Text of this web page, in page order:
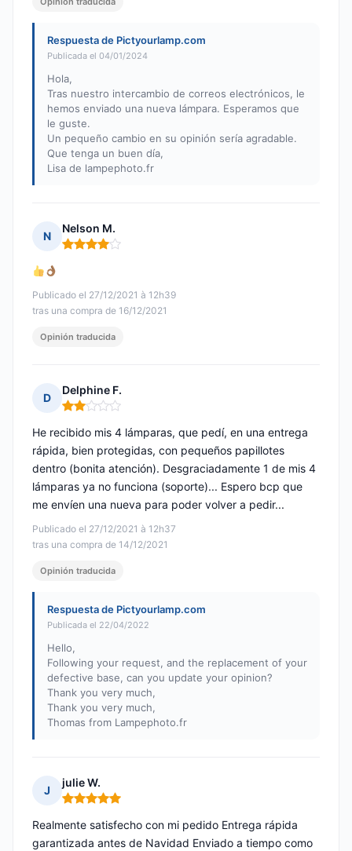
Respuesta de Pictyourlamp.com
Publicada el 04/01/2024
Hola,
Tras nuestro intercambio de correos electrónicos, le
hemos enviado una nueva lámpara. Esperamos que
le guste.
Un pequeño cambio en su opinión sería agradable.
Que tenga un buen día,
Lisa de lampephoto.fr
N
Nelson M.
Nota: 4 de 5
Publicado el 27/12/2021 à 12h39
tras una compra de 16/12/2021
Opinión traducida
D
Delphine F.
Nota: 2 de 5
Publicado el 27/12/2021 à 12h37
tras una compra de 14/12/2021
He recibido mis 4 lámparas, que pedí, en una entrega
rápida, bien protegidas, con pequeños papillotes
dentro (bonita atención). Desgraciadamente 1 de mis 4
lámparas ya no funciona (soporte)... Espero bcp que
me envíen una nueva para poder volver a pedir...
Opinión traducida
Respuesta de Pictyourlamp.com
Publicada el 22/04/2022
Hello,
Following your request, and the replacement of your
defective base, can you update your opinion?
Thank you very much,
Thank you very much,
Thomas from Lampephoto.fr
J
julie W.
Nota: 5 de 5
Realmente satisfecho con mi pedido Entrega rápida
garantizada antes de Navidad Enviado a tiempo como